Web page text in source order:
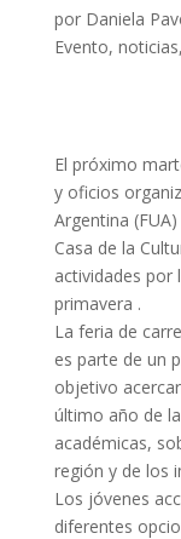
por Daniela
Evento, noticias,
El próximo
y oficios
Argentina
Casa de la
actividades por
primavera .
La feria de
es parte de un
objetivo
último año de
académicas,
región y de los
Los jóvenes
diferentes